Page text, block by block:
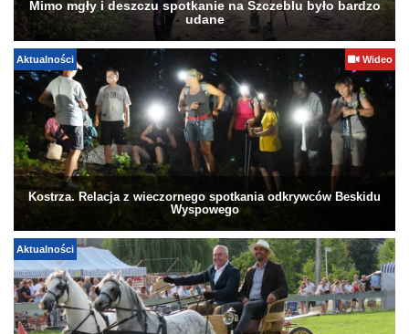
Mimo mgły i deszczu spotkanie na Szczeblu było bardzo
udane
Aktualności Wideo
Kostrza. Relacja z wieczornego spotkania odkrywców Beskidu
Wyspowego
Aktualności